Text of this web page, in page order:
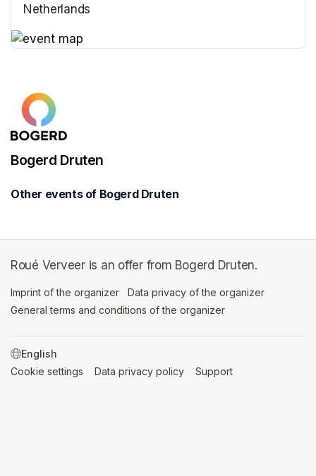
Netherlands
Bogerd Druten
Other events of Bogerd Druten
Roué Verveer is an offer from Bogerd Druten.
Imprint of the organizer (opens in a new tab)
Data privacy of the organizer
General terms and conditions of the organizer
SWITCH LANGUAGE
Cookie settings (opens in a new tab)
Data privacy policy (opens in a new tab)
Support